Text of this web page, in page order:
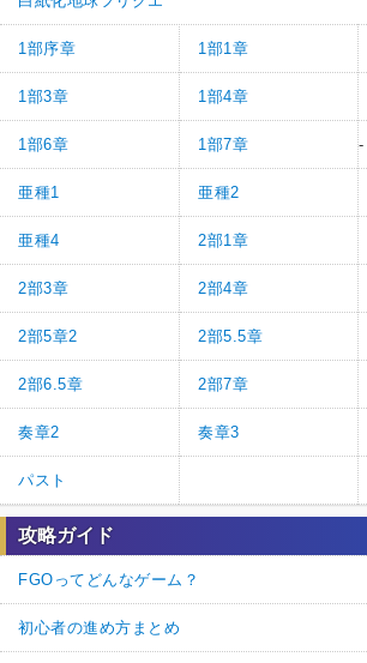
1部序章 1部1章
1部3章 1部4章
1部6章 1部7章 -
亜種1 亜種2
亜種4 2部1章
2部3章 2部4章
2部5章2 2部5.5章
2部6.5章 2部7章
奏章2 奏章3
パスト
攻略ガイド
FGOってどんなゲーム？
初心者の進め方まとめ